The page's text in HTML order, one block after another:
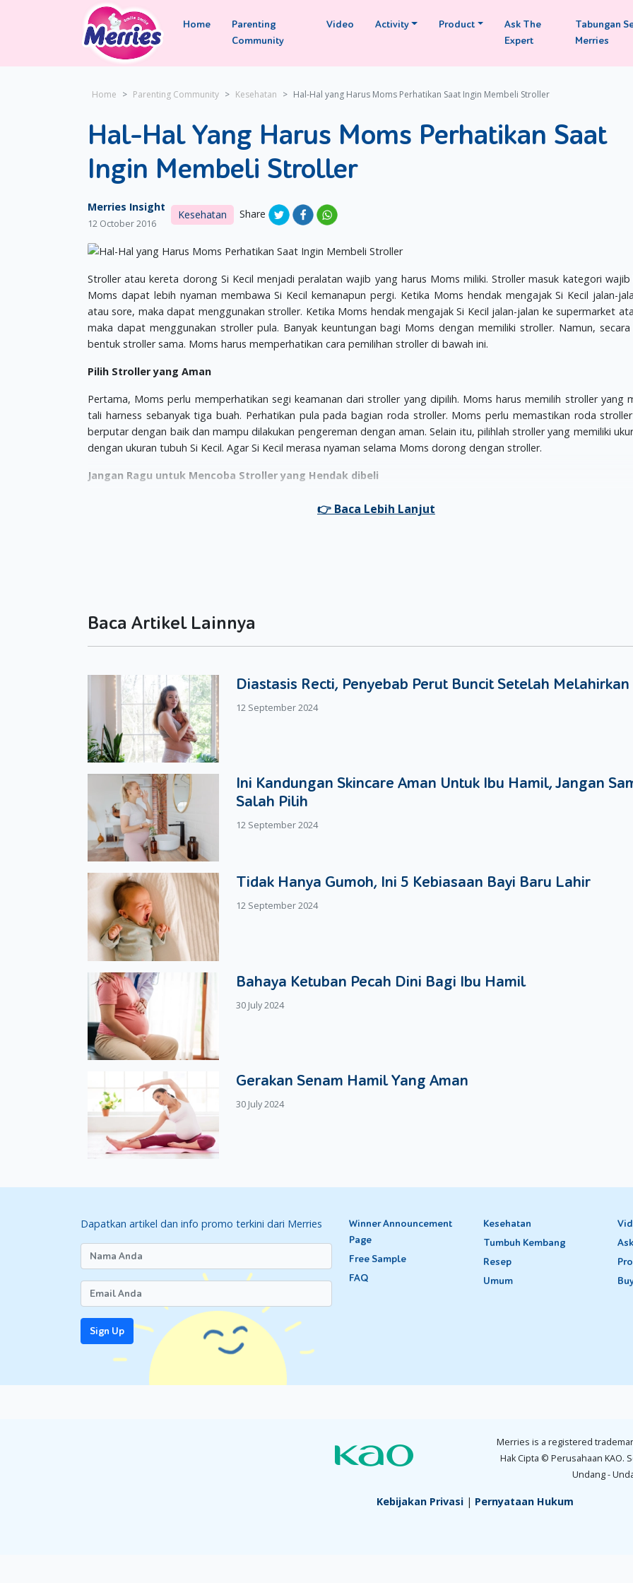
Home
Parenting
Community
Video Activity Product
Ask The
Expert
Tabungan
Merries
Home Parenting Community Kesehatan Hal-Hal yang Harus Moms Perhatikan Saat Ingin Membeli Stroller
Hal-Hal Yang Harus Moms Perhatikan Saat
Ingin Membeli Stroller
Merries Insight
12 October 2016
Kesehatan Share
Stroller atau kereta dorong Si Kecil menjadi peralatan wajib yang harus Moms miliki. Stroller masuk kategori wajib
Moms dapat lebih nyaman membawa Si Kecil kemanapun pergi. Ketika Moms hendak mengajak Si Kecil jalan-
atau sore, maka dapat menggunakan stroller. Ketika Moms hendak mengajak Si Kecil jalan-jalan ke supermarket
maka dapat menggunakan stroller pula. Banyak keuntungan bagi Moms dengan memiliki stroller. Namun, secara
bentuk stroller sama. Moms harus memperhatikan cara pemilihan stroller di bawah ini.
Pilih Stroller yang Aman
Pertama, Moms perlu memperhatikan segi keamanan dari stroller yang dipilih. Moms harus memilih stroller yang
tali harness sebanyak tiga buah. Perhatikan pula pada bagian roda stroller. Moms perlu memastikan roda
berputar dengan baik dan mampu dilakukan pengereman dengan aman. Selain itu, pilihlah stroller yang memiliki
dengan ukuran tubuh Si Kecil. Agar Si Kecil merasa nyaman selama Moms dorong dengan stroller.
Jangan Ragu untuk Mencoba Stroller yang Hendak dibeli
Kedua, Moms perlu memperhatikan kualitas dari stroller yang hendak dipilih. Ketika Moms sudah menjatuhkan
salah satu stroller, jangan buru-buru membayarnya. Moms wajib mencobanya terlebih dahulu tanpa Si Kecil. Cobalah
yang sama persis, paling tidak Moms dapat memilih stroller yang benar-benar aman dan baik untuk Si Kecil. Ada
Keempat, Moms harus pandai membedakan kualitas. Jangan tergiur stroller dnegan harag murah. Biasanya
ditawarkan dengan harga murah terbuat dari bahan yang kurang baik, yaitu plastik. Sebaiknya, Moms perlu memilih
yang memiliki harga mahal dengan kualitas utama, yaitu stainless steel atau besi ringan.
Keempat penjelasan di atas perlu Moms perhatikan sebelum memilih dan membeli stroller. Agar Si Kecil merasa
Baca Artikel Lainnya
Diastasis Recti, Penyebab Perut Buncit Setelah Melahirkan
12 September 2024
Ini Kandungan Skincare Aman Untuk Ibu Hamil, Jangan
Salah Pilih
12 September 2024
Tidak Hanya Gumoh, Ini 5 Kebiasaan Bayi Baru Lahir
12 September 2024
Bahaya Ketuban Pecah Dini Bagi Ibu Hamil
30 July 2024
Gerakan Senam Hamil Yang Aman
30 July 2024
Dapatkan artikel dan info promo terkini dari Merries
Sign Up
Winner Announcement
Page
Free Sample
FAQ
Kesehatan
Tumbuh Kembang
Resep
Umum
Merries is a registered
Hak Cipta © Perusahaan KAO.
Undang -
Kebijakan Privasi| Pernyataan Hukum